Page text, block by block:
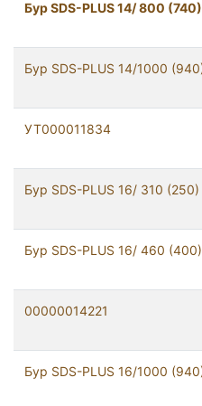
Бур SDS-PLUS 14/ 800
Бур SDS-PLUS 14/1000
УТ000011834
Бур SDS-PLUS 16/ 310
Бур SDS-PLUS 16/ 460
00000014221
Бур SDS-PLUS 16/1000